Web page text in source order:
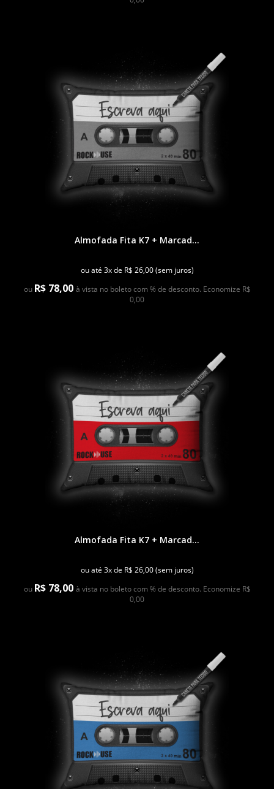
Almofada Fita K7 + Marcad...
ou até 3x de R$ 26,00 (sem juros)
ou R$ 78,00 à vista no boleto com % de desconto. Economize R$
0,00
Almofada Fita K7 + Marcad...
ou até 3x de R$ 26,00 (sem juros)
ou R$ 78,00 à vista no boleto com % de desconto. Economize R$
0,00